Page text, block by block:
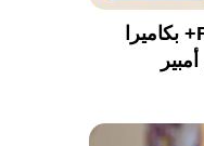
الإعلان الرسمي عن Realme 16 Pro+ بكاميرا